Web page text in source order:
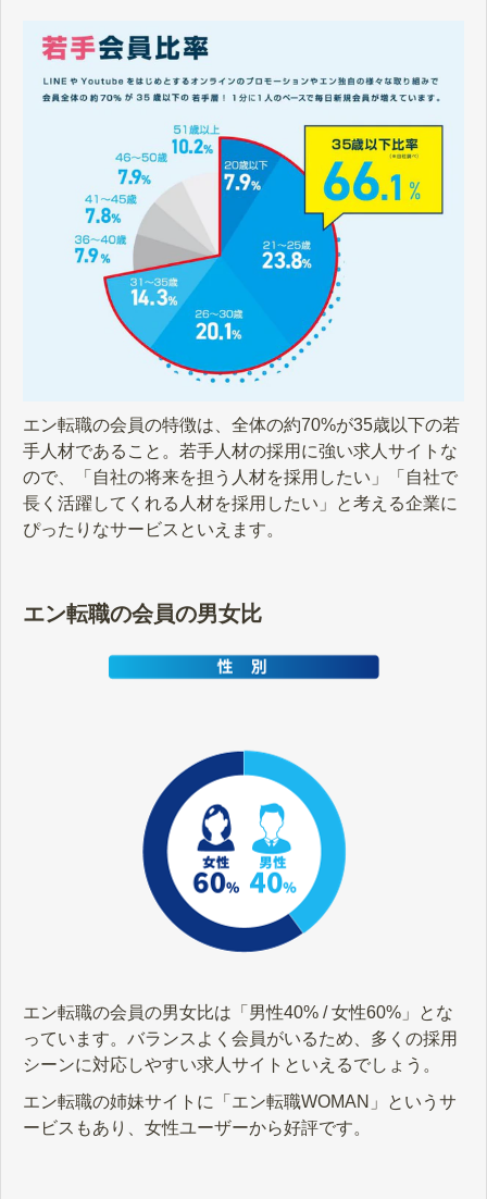
エン転職の会員の特徴は、全体の約70%が35歳以下の若
手人材であること。若手人材の採用に強い求人サイトな
ので、「自社の将来を担う人材を採用したい」「自社で
長く活躍してくれる人材を採用したい」と考える企業に
ぴったりなサービスといえます。
エン転職の会員の男女比
エン転職の会員の男女比は「男性40% / 女性60%」とな
っています。バランスよく会員がいるため、多くの採用
シーンに対応しやすい求人サイトといえるでしょう。
エン転職の姉妹サイトに「エン転職WOMAN」というサ
ービスもあり、女性ユーザーから好評です。